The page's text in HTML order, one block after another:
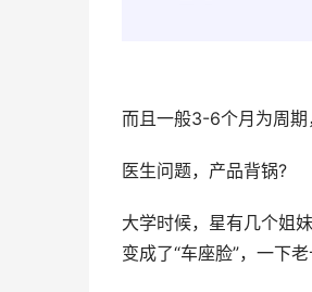
而且一般3-6个月为周
医生问题，产品背锅?
大学时候，星有几个姐
变成了“车座脸”，一下老